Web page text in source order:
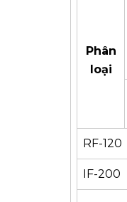
Phân
loại
RF-120
IF-200